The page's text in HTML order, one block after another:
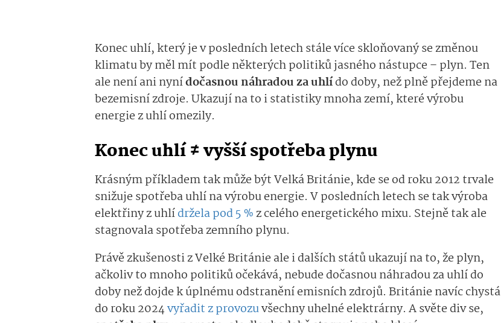
Konec uhlí, který je v posledních letech stále více skloňovaný se změnou
klimatu by měl mít podle některých politiků jasného nástupce – plyn. Ten
ale není ani nynídočasnou náhradou za uhlído doby, než plně přejdeme na
bezemisní zdroje. Ukazují na to i statistiky mnoha zemí, které výrobu
energie z uhlí omezily.
Konec uhlí ≠ vyšší spotřeba plynu
Krásným příkladem tak může být Velká Británie, kde se od roku 2012 trvale
snižuje spotřeba uhlí na výrobu energie. V posledních letech se tak výroba
elektřiny z uhlídržela pod 5 % z celého energetického mixu. Stejně tak ale
stagnovala spotřeba zemního plynu.
Právě zkušenosti z Velké Británie ale i dalších států ukazují na to, že plyn,
ačkoliv to mnoho politiků očekává, nebude dočasnou náhradou za uhlí do
doby než dojde k úplnému odstranění emisních zdrojů. Británie navíc chystá
do roku 2024vyřadit z provozuvšechny uhelné elektrárny. A světe div se,